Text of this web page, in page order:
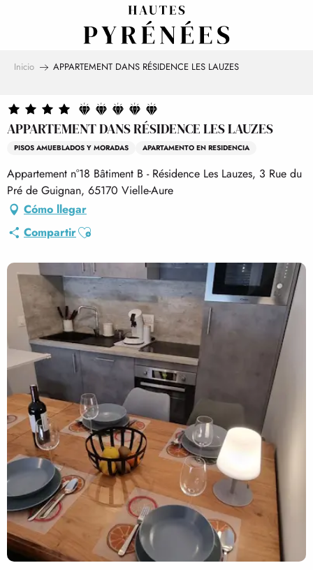
Inicio APPARTEMENT DANS RÉSIDENCE LES LAUZES
APPARTEMENT DANS RÉSIDENCE LES LAUZES
PISOS AMUEBLADOS Y MORADAS APARTAMENTO EN RESIDENCIA
Appartement n°18 Bâtiment B - Résidence Les Lauzes, 3 Rue du
Pré de Guignan, 65170 Vielle-Aure
Cómo llegar
CompartirAjouter aux favoris